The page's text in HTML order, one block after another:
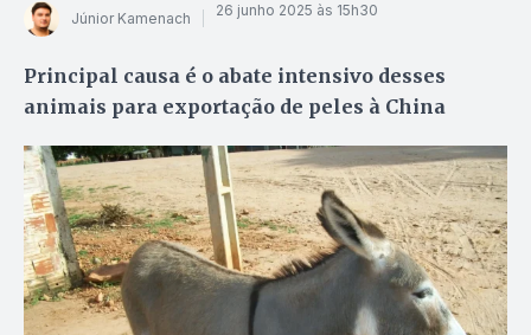
Júnior Kamenach 26 junho 2025 às 15h30
Principal causa é o abate intensivo desses
animais para exportação de peles à China